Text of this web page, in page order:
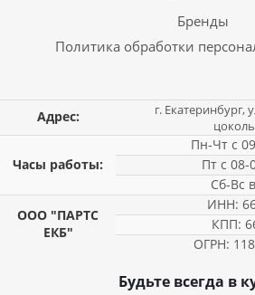
Бренды
Политика обработки
Адрес:
г. Екатеринбург,
Часы работы:
Пн-Чт с
Пт с 08-
Сб-Вс
ООО "ПАРТС
ЕКБ"
ИНН:
КПП:
ОГРН:
Будьте всегда в